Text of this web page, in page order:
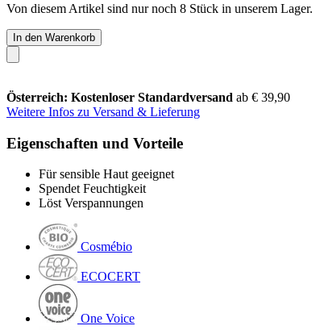
Von diesem Artikel sind nur noch 8 Stück in unserem
In den Warenkorb
Österreich: Kostenloser Standardversand ab € 39,90
Weitere Infos zu Versand & Lieferung
Eigenschaften und Vorteile
Für sensible Haut geeignet
Spendet Feuchtigkeit
Löst Verspannungen
Cosmébio
ECOCERT
One Voice